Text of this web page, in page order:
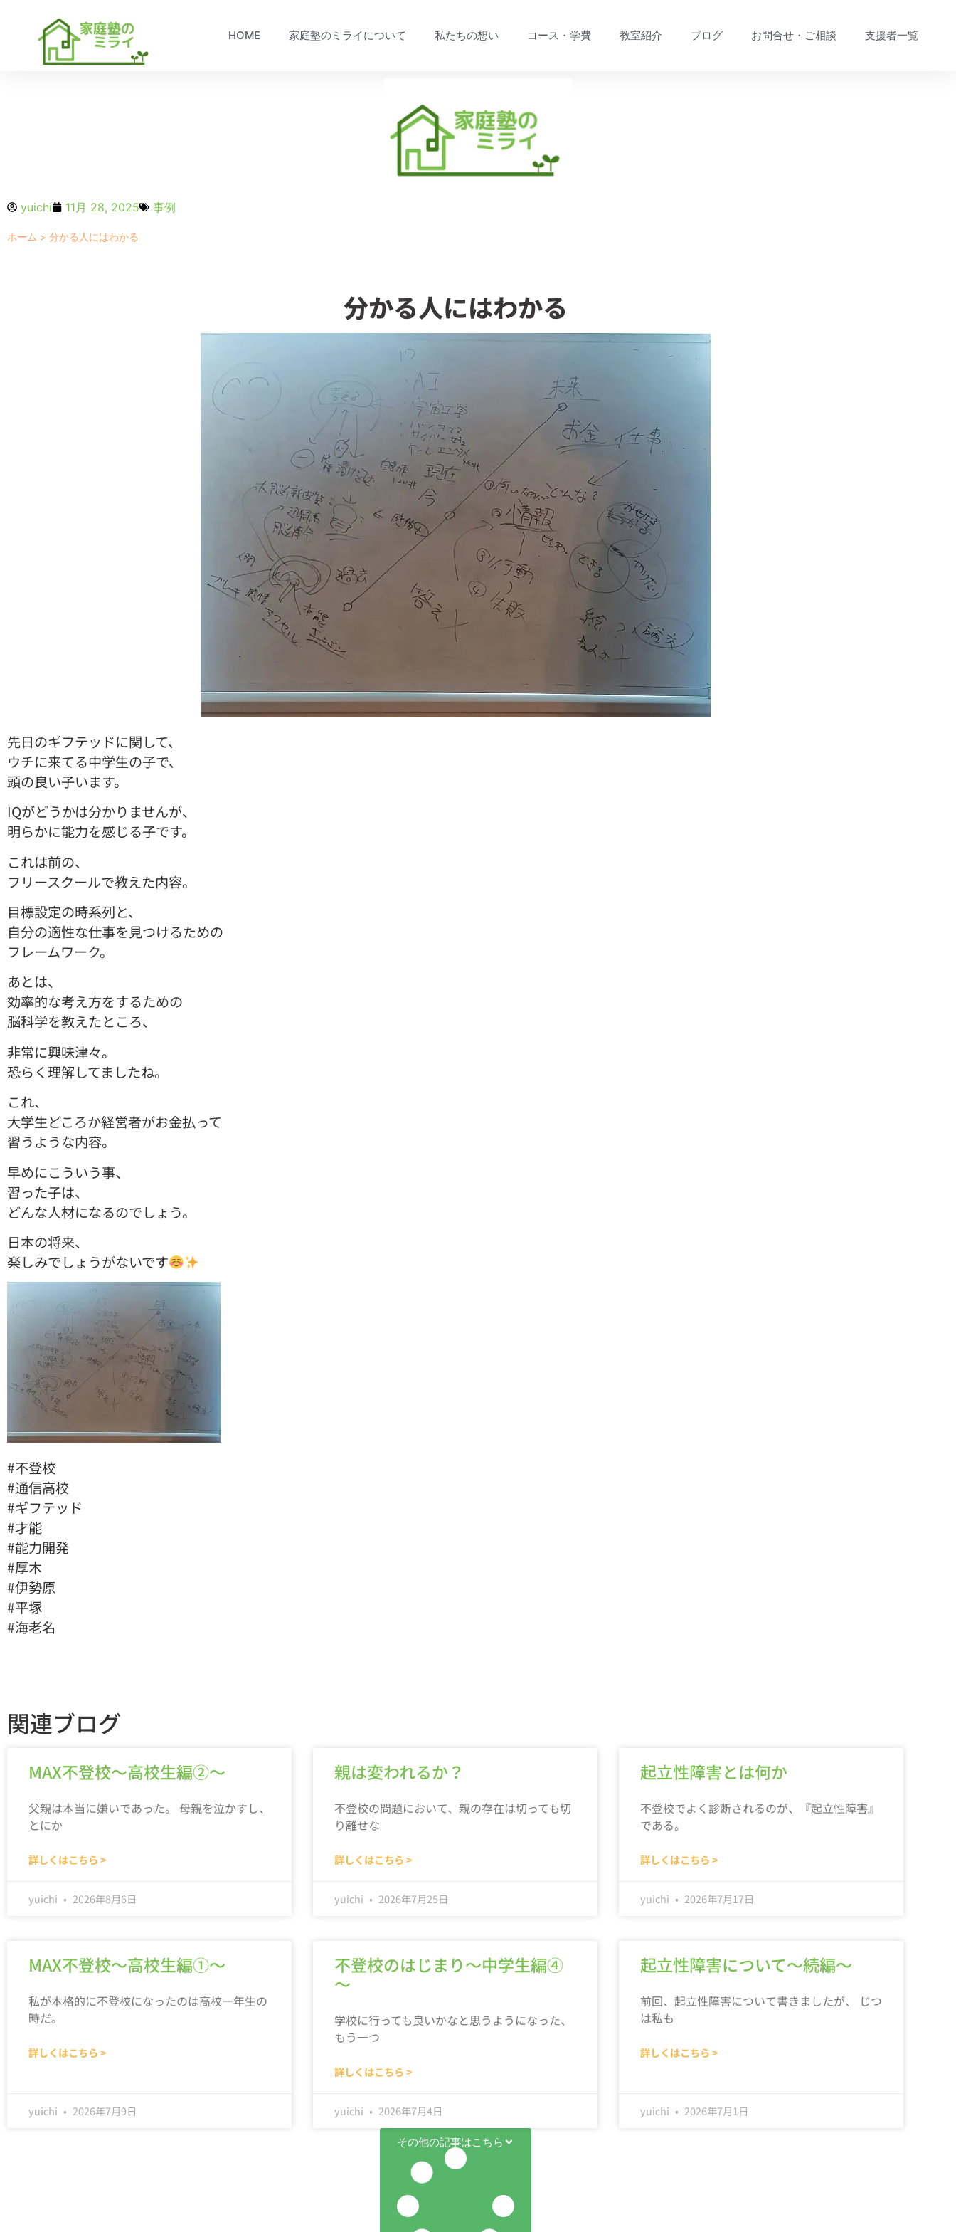
HOME 家庭塾のミライについて 私たちの想い コース・学費 教室紹介 ブログ お問合せ・ご相談 支援者一覧
yuichi 11月 28, 2025 事例
ホーム > 分かる人にはわかる
分かる人にはわかる
先日のギフテッドに関して、
ウチに来てる中学生の子で、
頭の良い子います。
IQがどうかは分かりませんが、
明らかに能力を感じる子です。
これは前の、
フリースクールで教えた内容。
目標設定の時系列と、
自分の適性な仕事を見つけるための
フレームワーク。
あとは、
効率的な考え方をするための
脳科学を教えたところ、
非常に興味津々。
恐らく理解してましたね。
これ、
大学生どころか経営者がお金払って
習うような内容。
早めにこういう事、
習った子は、
どんな人材になるのでしょう。
日本の将来、
楽しみでしょうがないです
#不登校
#通信高校
#ギフテッド
#才能
#能力開発
#厚木
#伊勢原
#平塚
#海老名
関連ブログ
MAX不登校～高校生編②～
父親は本当に嫌いであった。 母親を泣かすし、
とにか
詳しくはこちら >
yuichi 2026年8月6日
親は変われるか？
不登校の問題において、親の存在は切っても切
り離せな
詳しくはこちら >
yuichi 2026年7月25日
起立性障害とは何か
不登校でよく診断されるのが、『起立性障害』
である。
詳しくはこちら >
yuichi 2026年7月17日
MAX不登校～高校生編①～
私が本格的に不登校になったのは高校一年生の
時だ。
詳しくはこちら >
yuichi 2026年7月9日
不登校のはじまり～中学生編④
～
学校に行っても良いかなと思うようになった、
もう一つ
詳しくはこちら >
yuichi 2026年7月4日
起立性障害について～続編～
前回、起立性障害について書きましたが、 じつ
は私も
詳しくはこちら >
yuichi 2026年7月1日
その他の記事はこちら